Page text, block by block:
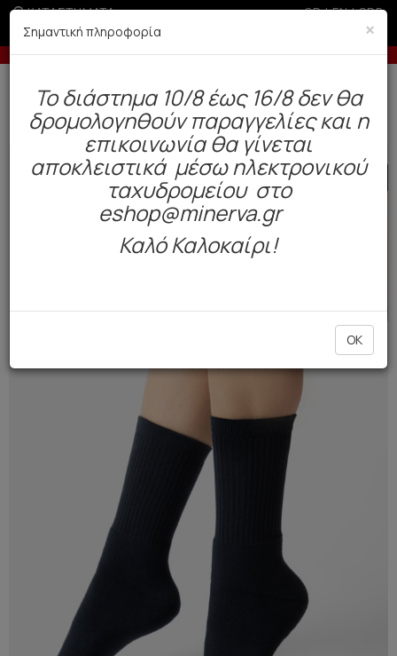
ΚΑΤΑΣΤΗΜΑΤΑ GR|EN|SRB
σε παραγγελίες άνω των 200€ -5% σε
Δωρεάν αποστολή άνω των 49€. Παράδοση σε 3-5 εργάσιμες.
Ανδρας Κάλτσες Χειμώνας
SALE
×
Σημαντική πληροφορία
To διάστημα 10/8 έως 16/8 δεν θα
δρομολογηθούν παραγγελίες και η
επικοινωνία θα γίνεται
αποκλειστικά μέσω ηλεκτρονικού
ταχυδρομείου στο
eshop@minerva.gr
Καλό Καλοκαίρι!
OK